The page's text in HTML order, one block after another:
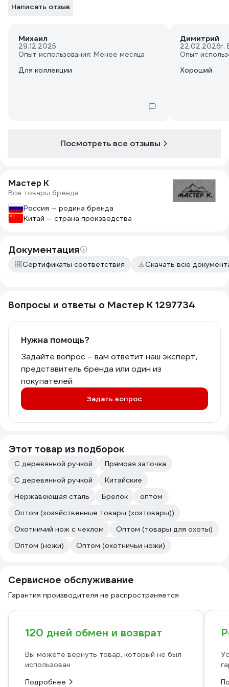
Написать отзыв
Михаил
29.12.2025
Опыт использования: Менее месяца
Для коллекции
Димитрий
22.02.2026г.
Опыт
Хороший
Посмотреть все отзывы
Мастер К
Все товары бренда
Россия — родина бренда
Китай — страна производства
Документация
Сертификаты соответствия Скачать всю
Вопросы и ответы о Мастер К 1297734
Нужна помощь?
Задайте вопрос – вам ответит наш эксперт,
представитель бренда или один из
покупателей
Задать вопрос
Этот товар из подборок
C деревянной ручкой
Прямоая заточка
С деревянной ручкой
Китайские
Нержавеющая сталь
Брелок
оптом
Оптом (хозяйственные товары (хозтовары))
Охотничий нож с чехлом
Оптом (товары для охоты)
Оптом (ножи)
Оптом (охотничьи ножи)
Сервисное обслуживание
Гарантия производителя не распространяется
120 дней обмен и возврат
Вы можете вернуть товар, который не был
использован
Подробнее